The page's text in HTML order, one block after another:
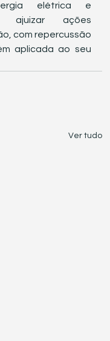
elétrica e
ajuizar ações
com repercussão
aplicada ao seu
Ver tudo